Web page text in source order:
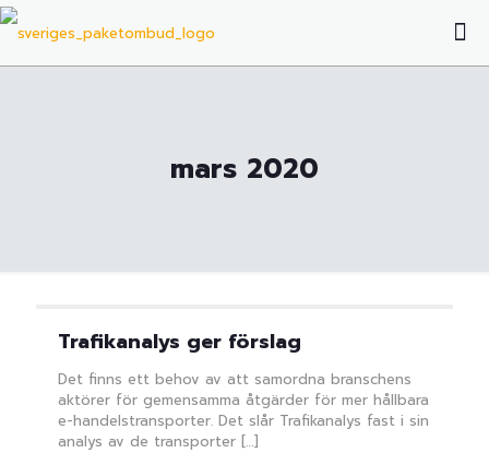
mars 2020
Trafikanalys ger förslag
Det finns ett behov av att samordna branschens
aktörer för gemensamma åtgärder för mer hållbara
e-handelstransporter. Det slår Trafikanalys fast i sin
analys av de transporter […]